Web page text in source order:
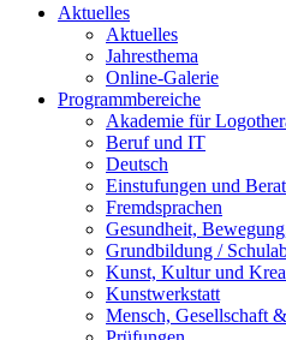
Aktuelles
Aktuelles
Jahresthema
Online-Galerie
Programmbereiche
Akademie für
Beruf und IT
Deutsch
Einstufungen und
Fremdsprachen
Gesundheit,
Grundbildung /
Kunst, Kultur und
Kunstwerkstatt
Mensch, Gesellschaft